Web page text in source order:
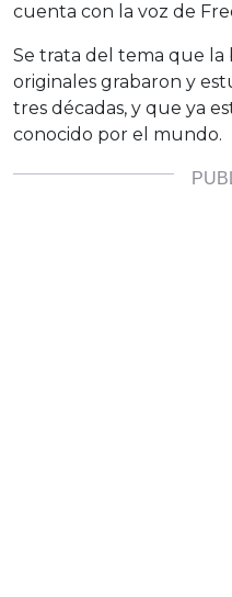
cuenta con la voz de
Se trata del tema que la
originales grabaron y
tres décadas, y que ya
conocido por el mundo.